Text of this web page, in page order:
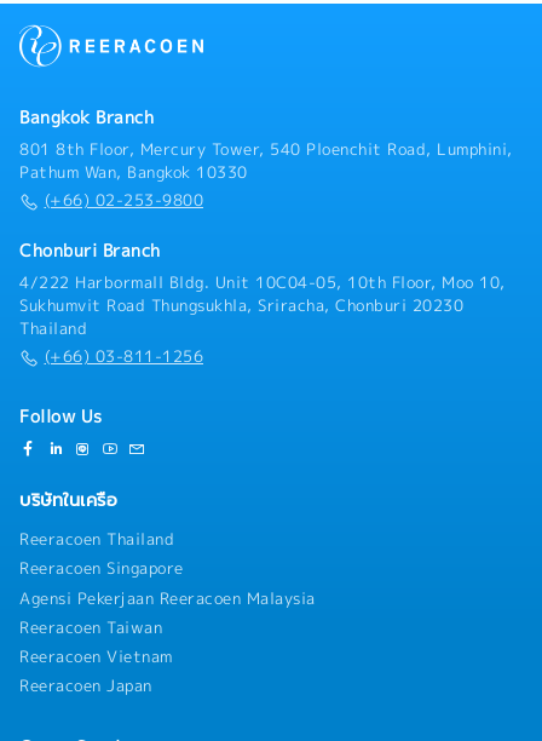
Bangkok Branch
801 8th Floor, Mercury Tower, 540 Ploenchit Road, Lumphini,
Pathum Wan, Bangkok 10330
(+66) 02-253-9800
Chonburi Branch
4/222 Harbormall Bldg. Unit 10C04-05, 10th Floor, Moo 10,
Sukhumvit Road Thungsukhla, Sriracha, Chonburi 20230
Thailand
(+66) 03-811-1256
Follow Us
บริษัทในเครือ
Reeracoen Thailand
Reeracoen Singapore
Agensi Pekerjaan Reeracoen Malaysia
Reeracoen Taiwan
Reeracoen Vietnam
Reeracoen Japan